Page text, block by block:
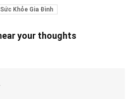
Sức Khỏe Gia Đình
your thoughts